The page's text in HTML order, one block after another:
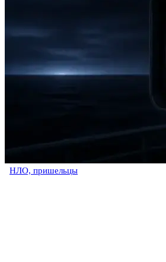
НЛО, пришельцы